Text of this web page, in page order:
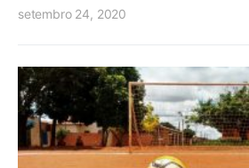
setembro 24, 2020